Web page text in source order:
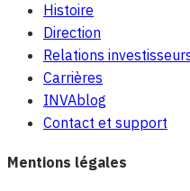
Histoire
Direction
Relations
Carrières
INVAblog
Contact et support
Mentions légales